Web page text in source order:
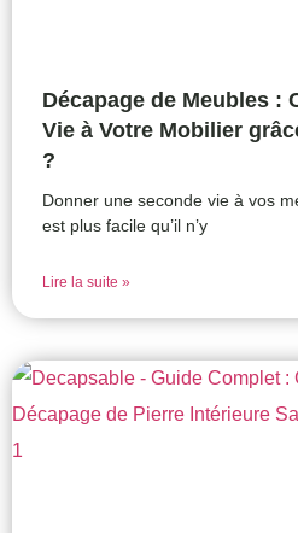
Décapage de Meubles :
Vie à Votre Mobilier
?
Donner une seconde vie à vos
est plus facile qu’il n’y
Lire la suite »